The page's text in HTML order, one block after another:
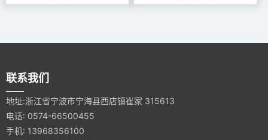
联系我们
地址:浙江省宁波市宁海县西店镇崔家 315613
电话: 0574-66500455
手机: 13968356100